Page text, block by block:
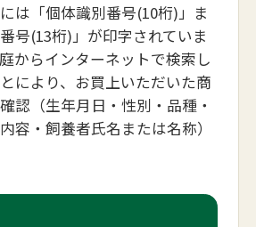
は「個体識別番号(10桁)」ま
号(13桁)」が印字されていま
からインターネットで検索し
により、お買上いただいた商
認（生年月日・性別・品種・
容・飼養者氏名または名称）